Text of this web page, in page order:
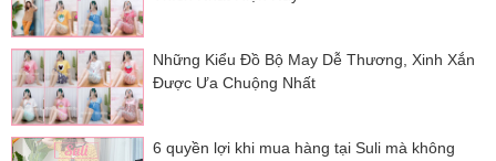
Những Kiểu Đồ Bộ May Dễ Thương, Xinh Xắn
Được Ưa Chuộng Nhất
6 quyền lợi khi mua hàng tại Suli mà không